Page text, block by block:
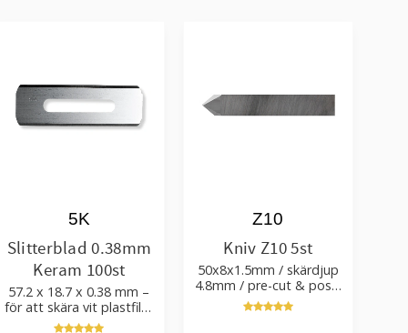
Slitterblad 0.38mm
Keram 100st
57.2 x 18.7 x 0.38 mm –
för att skära vit plastfilm
med tillsatser
5K
Kniv Z10 5st
50x8x1.5mm / skärdjup
4.8mm / pre-cut & post-
cut 0.84xTm / skärvinkel
50°
Z10